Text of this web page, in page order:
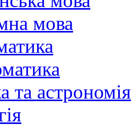
мова
та астрономія